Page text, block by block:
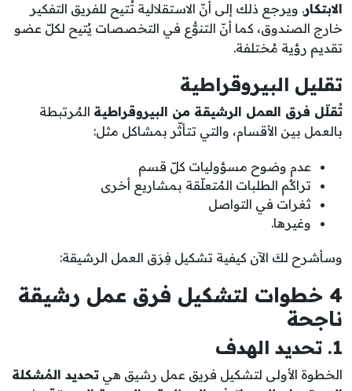
الابتكار. ويرجع ذلك إلى أنّ الاستقلالية تُتيح للفريق التفكير
خارج الصندوق، كما أنّ التنوُّع في التخصصات يُتيح لكلّ عضو
تقديم رؤية مُختلفة.
تقليل البيروقراطية
تُقلّل فرق العمل الرشيقة من البيروقراطية المُرتبطة
بالعمل بين الأقسام، والتي تتأثّر بمشاكل مثل:
عدم وضوح مسؤوليات كلّ قسم
تراكُم الطلبات المُتعلّقة بمشاريع أخرى
ثغرات في التواصل
وغيرها.
وسأشرح لكَ الآن كيفية تشكيل فِرَق العمل الرشيقة:
4 خطوات لتشكيل فرق عمل رشيقة
ناجحة
1. تحديد الهدف
الخطوة الأولى لتشكيل فريق عمل رشيق هي تحديد المُشكلة